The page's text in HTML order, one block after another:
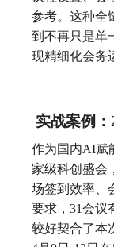
参考。这种全
到不再只是单
现精细化会务
实战案例
作为国内AI赋
家级科创盛会
场签到效率、
要求，31会议
较好契合了本